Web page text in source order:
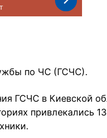
по ЧС (ГСЧС).
ГСЧС в Киевской
привлекались